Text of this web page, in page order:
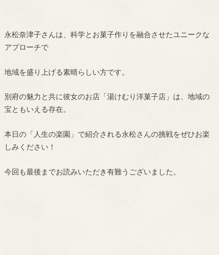
永松奈津子さんは、科学とお菓子作りを融合させたユニークな
アプローチで
地域を盛り上げる素晴らしい方です。
別府の魅力と共に彼女のお店「湯けむり洋菓子店」は、地域の
宝ともいえる存在。
本日の「人生の楽園」で紹介される永松さんの挑戦をぜひお楽
しみください！
今回も最後までお読みいただき有難うございました。